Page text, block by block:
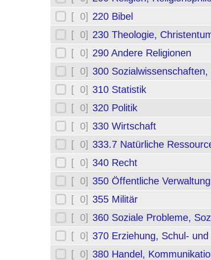
[ 0] 220 Bibel
[ 0] 230 Theologie,
[ 0] 290 Andere Religionen
[ 0] 300
[ 0] 310 Statistik
[ 0] 320 Politik
[ 0] 330 Wirtschaft
[ 0] 333.7 Natürliche
[ 0] 340 Recht
[ 0] 350 Öffentliche Verwaltung
[ 0] 355 Militär
[ 0] 360 Soziale Probleme,
[ 0] 370 Erziehung, Schul-
[ 0] 380 Handel,